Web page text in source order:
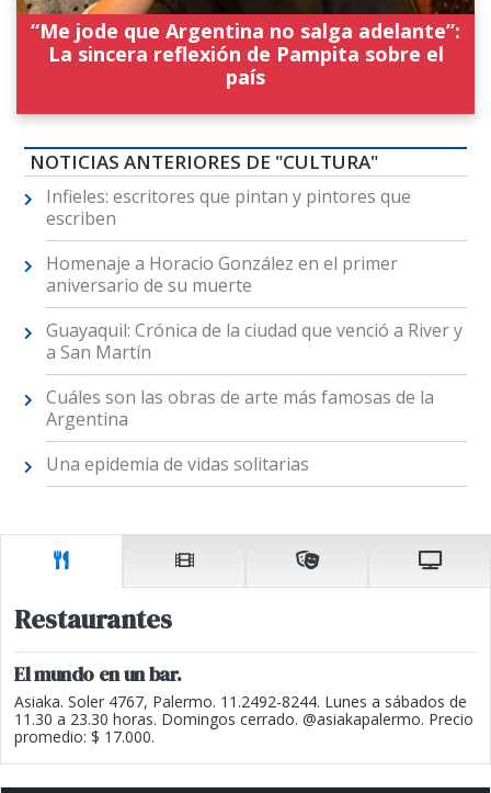
“Me jode que Argentina no salga adelante”:
La sincera reflexión de Pampita sobre el
país
NOTICIAS ANTERIORES DE "CULTURA"
Infieles: escritores que pintan y pintores que
escriben
Homenaje a Horacio González en el primer
aniversario de su muerte
Guayaquil: Crónica de la ciudad que venció a River y
a San Martín
Cuáles son las obras de arte más famosas de la
Argentina
Una epidemia de vidas solitarias
Restaurantes
El mundo en un bar.
Asiaka. Soler 4767, Palermo. 11.2492-8244. Lunes a sábados de
11.30 a 23.30 horas. Domingos cerrado. @asiakapalermo. Precio
promedio: $ 17.000.